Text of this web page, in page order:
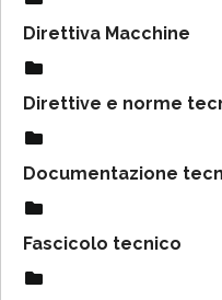
Direttiva Macchine
Direttive e norme
Documentazione
Fascicolo tecnico